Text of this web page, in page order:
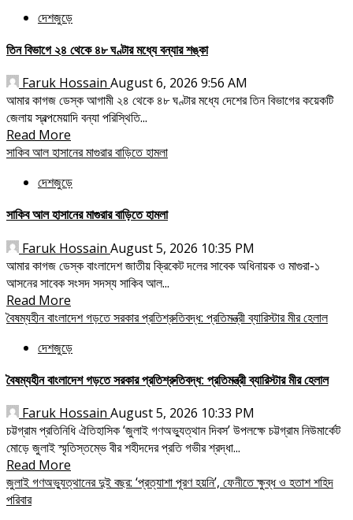
দেশজুড়ে
তিন বিভাগে ২৪ থেকে ৪৮ ঘণ্টার মধ্যে বন্যার শঙ্কা
Faruk Hossain August 6, 2026 9:56 AM
আমার কাগজ ডেস্ক আগামী ২৪ থেকে ৪৮ ঘণ্টার মধ্যে দেশের তিন বিভাগের কয়েকটি
জেলায় স্বল্পমেয়াদি বন্যা পরিস্থিতি...
Read More
সাকিব আল হাসানের মাগুরার বাড়িতে হামলা
দেশজুড়ে
সাকিব আল হাসানের মাগুরার বাড়িতে হামলা
Faruk Hossain August 5, 2026 10:35 PM
আমার কাগজ ডেস্ক বাংলাদেশ জাতীয় ক্রিকেট দলের সাবেক অধিনায়ক ও মাগুরা-১
আসনের সাবেক সংসদ সদস্য সাকিব আল...
Read More
বৈষম্যহীন বাংলাদেশ গড়তে সরকার প্রতিশ্রুতিবদ্ধ: প্রতিমন্ত্রী ব্যারিস্টার মীর হেলাল
দেশজুড়ে
বৈষম্যহীন বাংলাদেশ গড়তে সরকার প্রতিশ্রুতিবদ্ধ: প্রতিমন্ত্রী ব্যারিস্টার মীর হেলাল
Faruk Hossain August 5, 2026 10:33 PM
চট্টগ্রাম প্রতিনিধি ঐতিহাসিক ‘জুলাই গণঅভ্যুত্থান দিবস’ উপলক্ষে চট্টগ্রাম নিউমার্কেট
মোড়ে জুলাই স্মৃতিস্তম্ভে বীর শহীদদের প্রতি গভীর শ্রদ্ধা...
Read More
জুলাই গণঅভ্যুত্থানের দুই বছর: ‘প্রত্যাশা পূরণ হয়নি’, ফেনীতে ক্ষুব্ধ ও হতাশ শহিদ
পরিবার